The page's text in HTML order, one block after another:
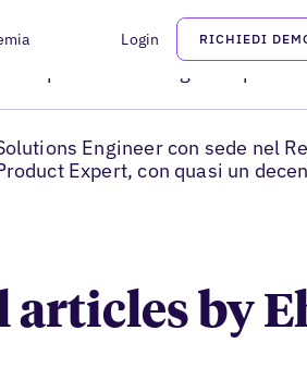
Login RICHIEDI
Aboud
Engineer con sede nel
Expert, con quasi un
articles by